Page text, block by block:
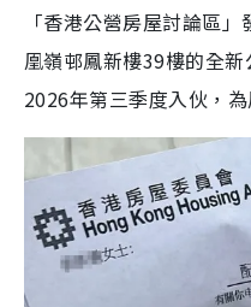
「香港公營房屋討論區
凰嶺邨鳳新樓39樓的全
2026年第三季度入伙，